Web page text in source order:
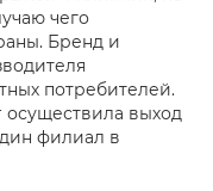
чего
Бренд и
потребителей.
выход
филиал в